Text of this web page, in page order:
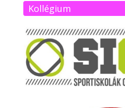
Kollégium